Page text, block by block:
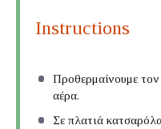
Instructions
Προθερμαίνουμε
αέρα.
Σε πλατιά